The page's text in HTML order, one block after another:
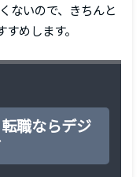
ないので、きちんと
めします。
職ならデジ